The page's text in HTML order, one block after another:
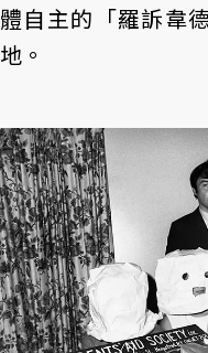
體自主的「羅訴韋
地。